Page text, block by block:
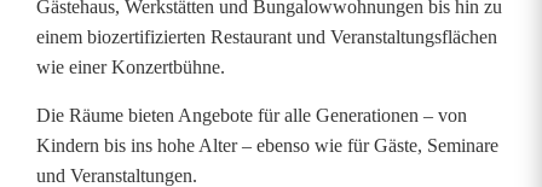
S
c
h
ö
Gästehaus, Werkstätten und Bungalowwohnungen bis hin zu
einem biozertifizierten Restaurant und Veranstaltungsflächen
wie einer Konzertbühne.
Die Räume bieten Angebote für alle Generationen – von
Kindern bis ins hohe Alter – ebenso wie für Gäste, Seminare
und Veranstaltungen.